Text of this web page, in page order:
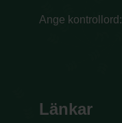
Ange kontrollord:
Länkar